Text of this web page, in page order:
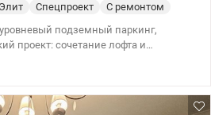
Элит Спецпроект
С ремонтом
подземный паркинг,
проект: сочетание лофта и
комната. Вид из окон на запад,